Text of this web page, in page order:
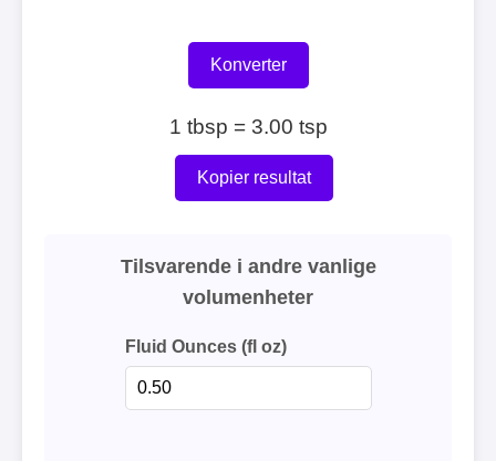
Konverter
1 tbsp = 3.00 tsp
Kopier resultat
Tilsvarende i andre vanlige
volumenheter
Fluid Ounces (fl oz)